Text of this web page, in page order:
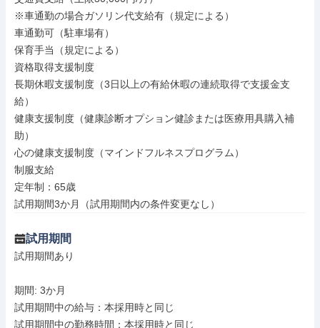
※車通勤の場合ガソリン代支給有（規定による）
車通勤可（駐車場有）
保育手当（規定による）
資格取得支援制度
長期休暇支援制度（3日以上の有給休暇の連続取得で支援金支
給）
健康支援制度（健康診断オプション健診または医療用具購入補
助）
心の健康支援制度（マインドフルネスプログラム）
制服支給
定年制：65歳
試用期間3か月（試用期間内の条件変更なし）
試用期間
試用期間あり
期間: 3か月
試用期間中の給与：本採用時と同じ